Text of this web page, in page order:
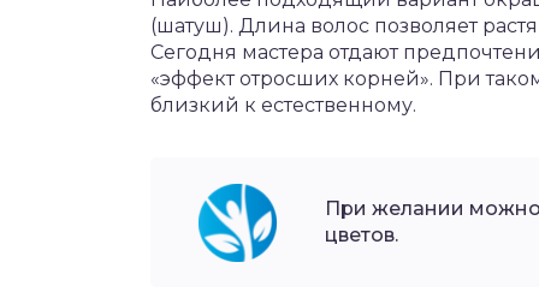
(шатуш). Длина волос позволяет
Сегодня мастера отдают
«эффект отросших корней». При
близкий к естественному.
При желании можно
цветов.